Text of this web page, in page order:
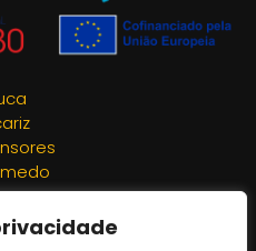
do Mato